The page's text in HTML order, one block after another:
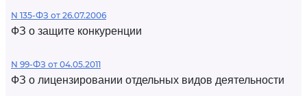
N 135-ФЗ от 26.07.2006
ФЗ о защите конкуренции
N 99-ФЗ от 04.05.2011
ФЗ о лицензировании отдельных видов деятельности